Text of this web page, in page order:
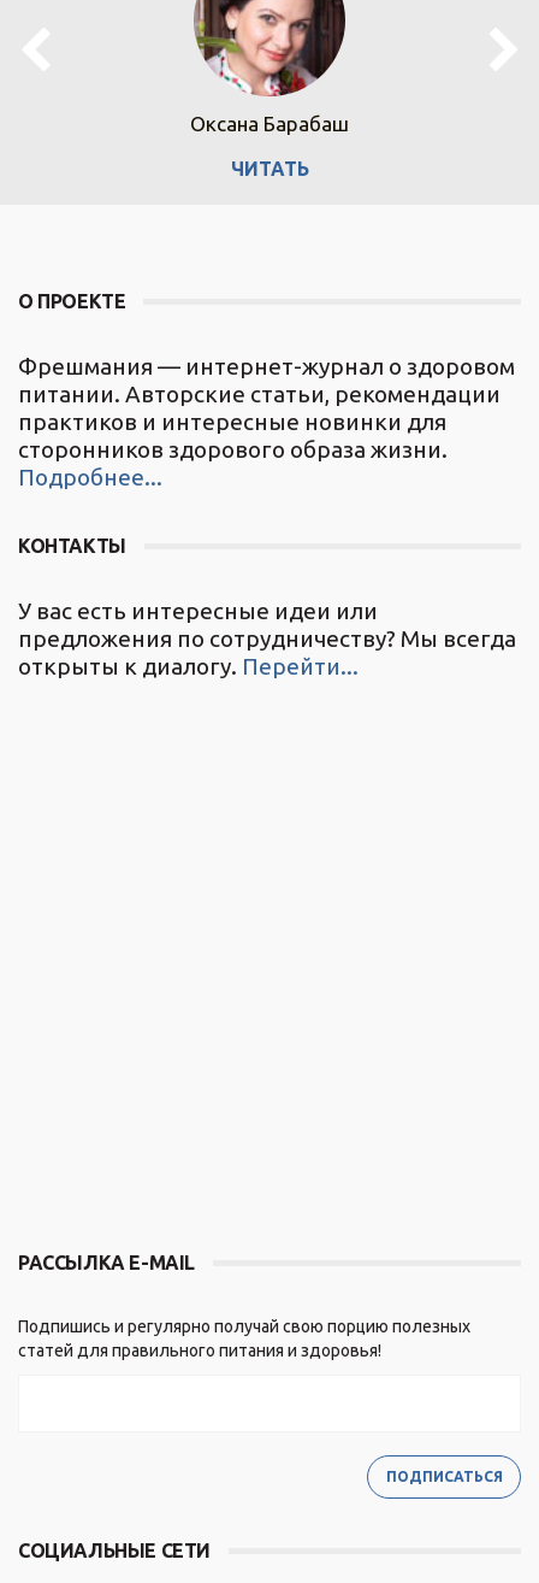
Оксана Барабаш
ЧИТАТЬ
О ПРОЕКТЕ
Фрешмания — интернет-журнал о здоровом
питании. Авторские статьи, рекомендации
практиков и интересные новинки для
сторонников здорового образа жизни.
Подробнее...
КОНТАКТЫ
У вас есть интересные идеи или
предложения по сотрудничеству? Мы всегда
открыты к диалогу. Перейти...
РАССЫЛКА E-MAIL
Подпишись и регулярно получай свою порцию полезных
статей для правильного питания и здоровья!
СОЦИАЛЬНЫЕ СЕТИ